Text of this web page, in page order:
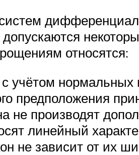
относятся:
с учётом
предположения
не производят
линейный
не зависит от их